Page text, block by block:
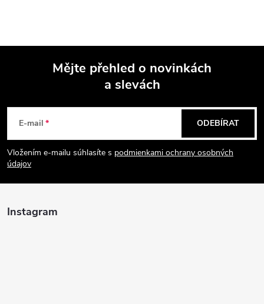
p
a
Mějte přehled o novinkách
a slevách
E-mail
Vložením e-mailu súhlasíte s podmienkami ochrany osobných
údajov
ODEBÍRAT
Instagram